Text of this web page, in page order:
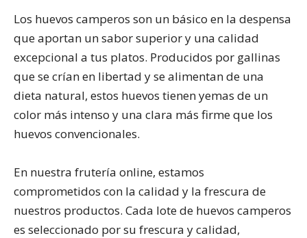
Los huevos camperos son un básico en la despensa
que aportan un sabor superior y una calidad
excepcional a tus platos. Producidos por gallinas
que se crían en libertad y se alimentan de una
dieta natural, estos huevos tienen yemas de un
color más intenso y una clara más firme que los
huevos convencionales.
En nuestra frutería online, estamos
comprometidos con la calidad y la frescura de
nuestros productos. Cada lote de huevos camperos
es seleccionado por su frescura y calidad,